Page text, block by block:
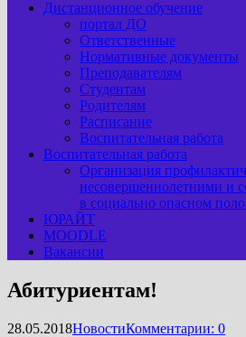
Дистанционное обучение
портал ДО
Ответственные
Нормативные документы
Преподавателям
Студентам
Родителям
Расписание
Воспитательная работа
Воспитательная работа
Организация
несовершеннолетними и
в социально опасном
ЮРАЙТ
MOODLE
Вакансии
Абитуриентам!
28.05.2018НовостиКомментарии: 0